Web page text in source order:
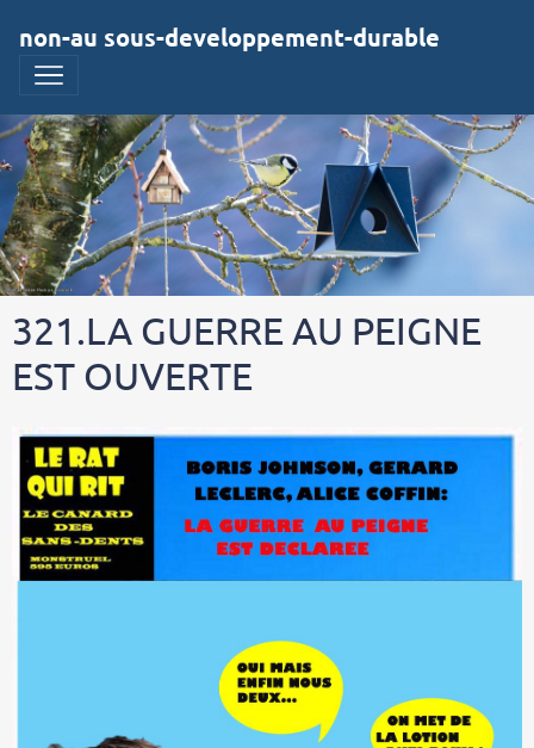
non-au sous-developpement-durable
321.LA GUERRE AU PEIGNE
EST OUVERTE